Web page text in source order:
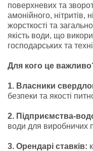
поверхневих та
амонійного, нітритів,
жорсткості та
якість води, що
господарських та
Для кого це
1. Власники
безпеки та якості
2. Підприємства-
води для виробничих
3. Орендарі ставків: